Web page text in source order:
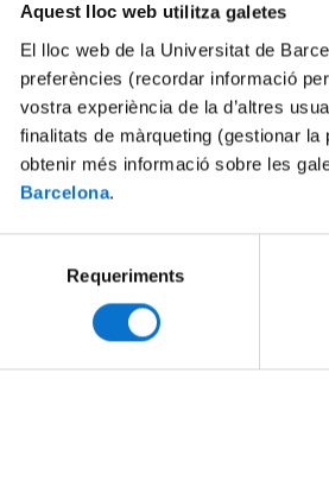
Aquest lloc web utilitza galetes
El lloc web de la Universitat de
preferències (recordar informació
vostra experiència de la d’altres
finalitats de màrqueting (gestionar
obtenir més informació sobre les
Barcelona.
consentiment
Requeriments